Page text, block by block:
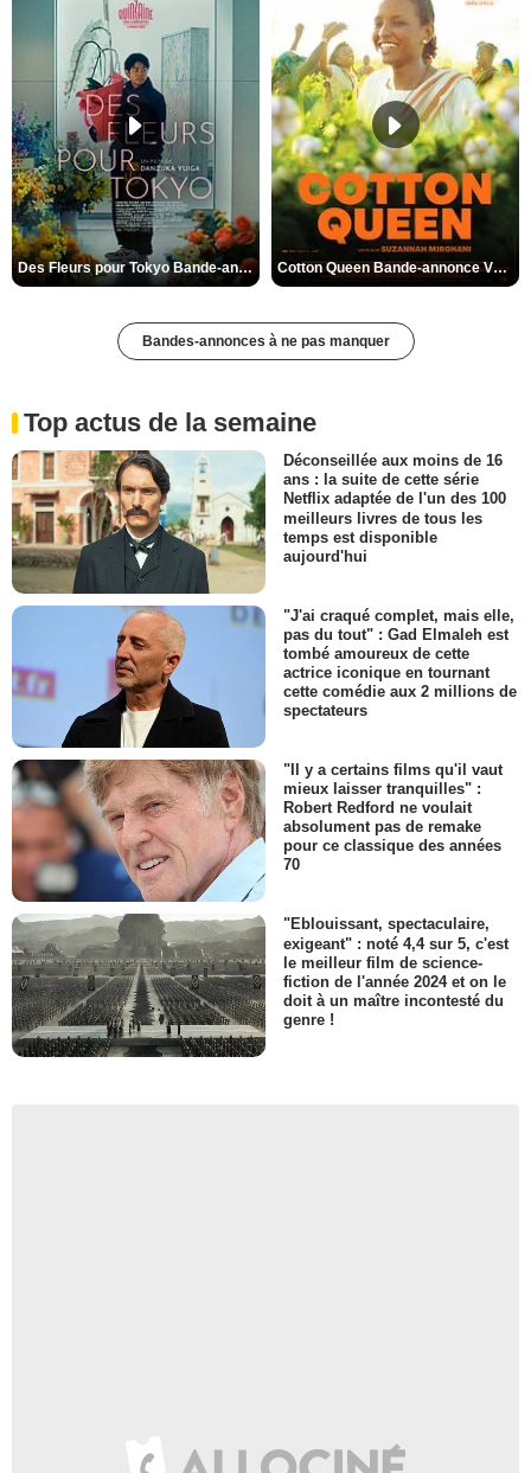
Des Fleurs pour Tokyo Bande-annonce VO STFR Cotton Queen Bande-annonce VO STFR
Bandes-annonces à ne pas manquer
Top actus de la semaine
Déconseillée aux moins de 16
ans : la suite de cette série
Netflix adaptée de l'un des 100
meilleurs livres de tous les
temps est disponible
aujourd'hui
"J'ai craqué complet, mais elle,
pas du tout" : Gad Elmaleh est
tombé amoureux de cette
actrice iconique en tournant
cette comédie aux 2 millions de
spectateurs
"Il y a certains films qu'il vaut
mieux laisser tranquilles" :
Robert Redford ne voulait
absolument pas de remake
pour ce classique des années
70
"Eblouissant, spectaculaire,
exigeant" : noté 4,4 sur 5, c'est
le meilleur film de science-
fiction de l'année 2024 et on le
doit à un maître incontesté du
genre !